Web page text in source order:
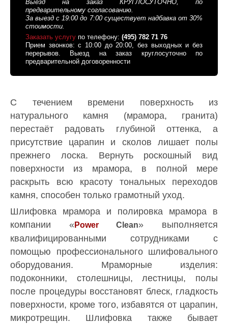
Выезд на заказ КРУГЛОСУТОЧНО, по
предварительному согласованию.
За выезд с 19:00 до 7:00 существует надбавка от 30%
стоимости.
Заказать услугу по телефону: (495) 782 71 76
Прием звонков: с 10:00 до 20:00, без выходных и без
перерывов. Выезд на заказ круглосуточно по
предварительной договоренности
С течением времени поверхность из
натурального камня (мрамора, гранита)
перестаёт радовать глубиной оттенка, а
присутствие царапин и сколов лишает полы
прежнего лоска. Вернуть роскошный вид
поверхности из мрамора, в полной мере
раскрыть всю красоту тональных переходов
камня, способен только грамотный уход.
Шлифовка мрамора и полировка мрамора в
компании « PowerClean» выполняется
квалифицированными сотрудниками с
помощью профессионального шлифовального
оборудования. Мраморные изделия:
подоконники, столешницы, лестницы, полы
после процедуры восстановят блеск, гладкость
поверхности, кроме того, избавятся от царапин,
микротрещин. Шлифовка также бывает